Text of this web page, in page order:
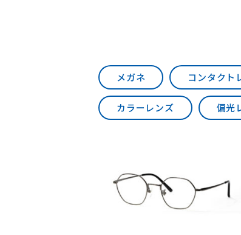
メガネ コンタクト
カラーレンズ 偏光